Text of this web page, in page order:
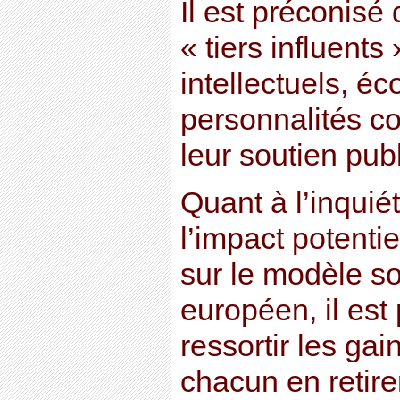
Il est préconisé
« tiers influents
intellectuels,
personnalités
leur soutien
Quant à
l’impact
sur le modèle
européen, il est
ressortir les
chacun en